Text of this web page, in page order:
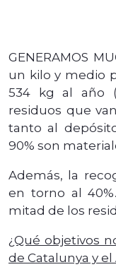
GENERAMOS
un kilo y medio
534 kg al año
residuos que
tanto al
90% son
Además, la
en torno al
mitad de los
¿Qué objetivos
de Catalunya y el